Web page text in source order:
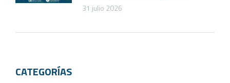
31 julio 2026
CATEGORÍAS